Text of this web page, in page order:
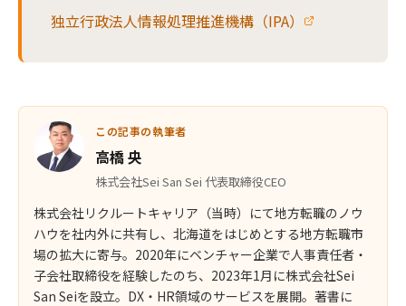
独立行政法人情報処理推進機構（IPA）
この記事の執筆者
高橋 央
株式会社Sei San Sei 代表取締役CEO
株式会社リクルートキャリア（当時）にて地方転職のノウ
ハウを社内外に共有し、北海道をはじめとする地方転職市
場の拡大に寄与。2020年にベンチャー企業で人事責任者・
子会社取締役を経験したのち、2023年1月に株式会社Sei
San Seiを設立。DX・HR領域のサービスを展開。著書に